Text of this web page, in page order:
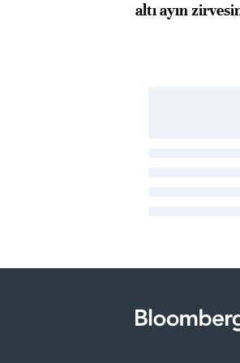
altı ayın